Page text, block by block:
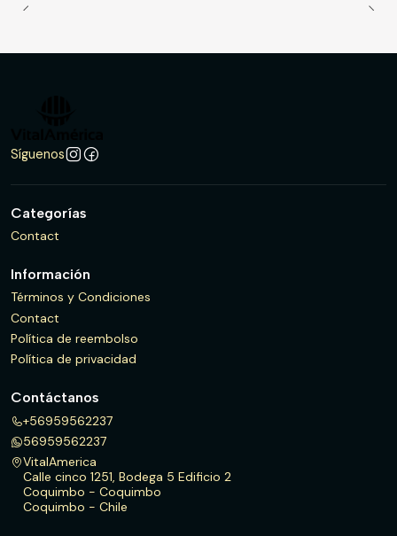
Síguenos
Categorías
Contact
Información
Términos y Condiciones
Contact
Política de reembolso
Política de privacidad
Contáctanos
+56959562237
56959562237
VitalAmerica
Calle cinco 1251, Bodega 5 Edificio 2
Coquimbo - Coquimbo
Coquimbo - Chile